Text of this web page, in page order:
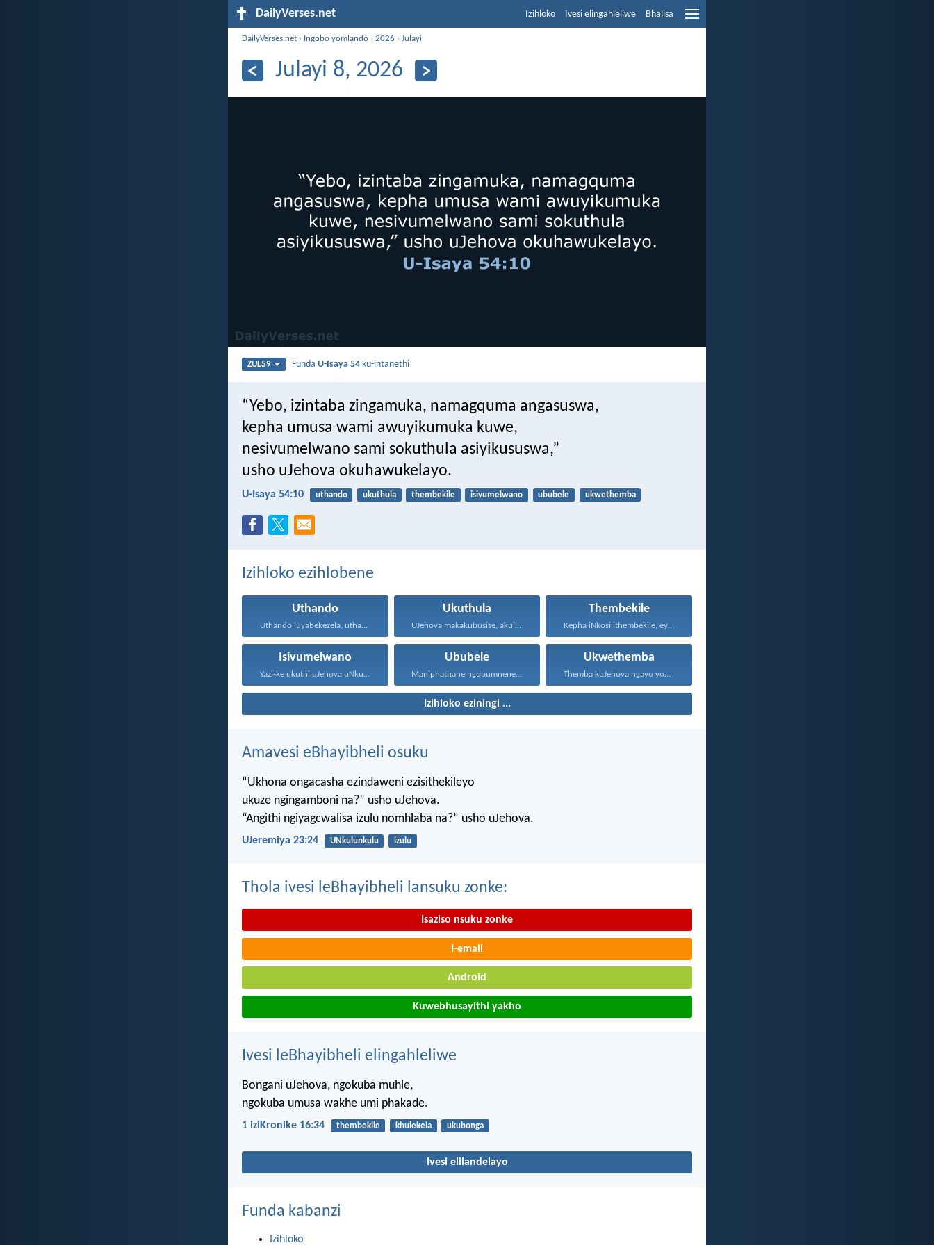
DailyVerses.net Izihloko Ivesi elingahleliwe Bhalisa
DailyVerses.net › Ingobo yomlando ›2026 ›Julayi
Julayi 8, 2026
ZUL59 FundaU-Isaya 54 ku-intanethi
“Yebo, izintaba zingamuka, namagquma angasuswa,
kepha umusa wami awuyikumuka kuwe,
nesivumelwano sami sokuthula asiyikususwa,”
usho uJehova okuhawukelayo.
U-Isaya 54:10 uthando ukuthula thembekile isivumelwano ububele ukwethemba
Izihloko ezihlobene
Uthando
Uthando luyabekezela, uthando lumnene...
Ukuthula Thembekile
Kepha iNkosi ithembekile, eyakuniqinisa...
Isivumelwano Ububele Ukwethemba
Themba kuJehova ngayo yonke...
Izihloko eziningi ...
Amavesi eBhayibheli osuku
“Ukhona ongacasha ezindaweni ezisithekileyo
ukuze ngingamboni na?” usho uJehova.
“Angithi ngiyagcwalisa izulu nomhlaba na?” usho uJehova.
UJeremiya 23:24 UNkulunkulu izulu
Thola ivesi leBhayibheli lansuku zonke:
Isaziso nsuku zonke
I-email
Android
Kuwebhusayithi yakho
Ivesi leBhayibheli elingahleliwe
Bongani uJehova, ngokuba muhle,
ngokuba umusa wakhe umi phakade.
1 iziKronike 16:34 thembekile khulekela ukubonga
Ivesi elilandelayo
Funda kabanzi
Izihloko